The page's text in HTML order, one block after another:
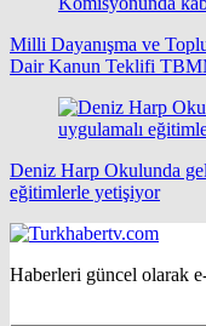
Milli Dayanışma ve
Dair Kanun Teklifi
Deniz Harp Okulunda
eğitimlerle yetişiyor
Haberleri güncel olarak